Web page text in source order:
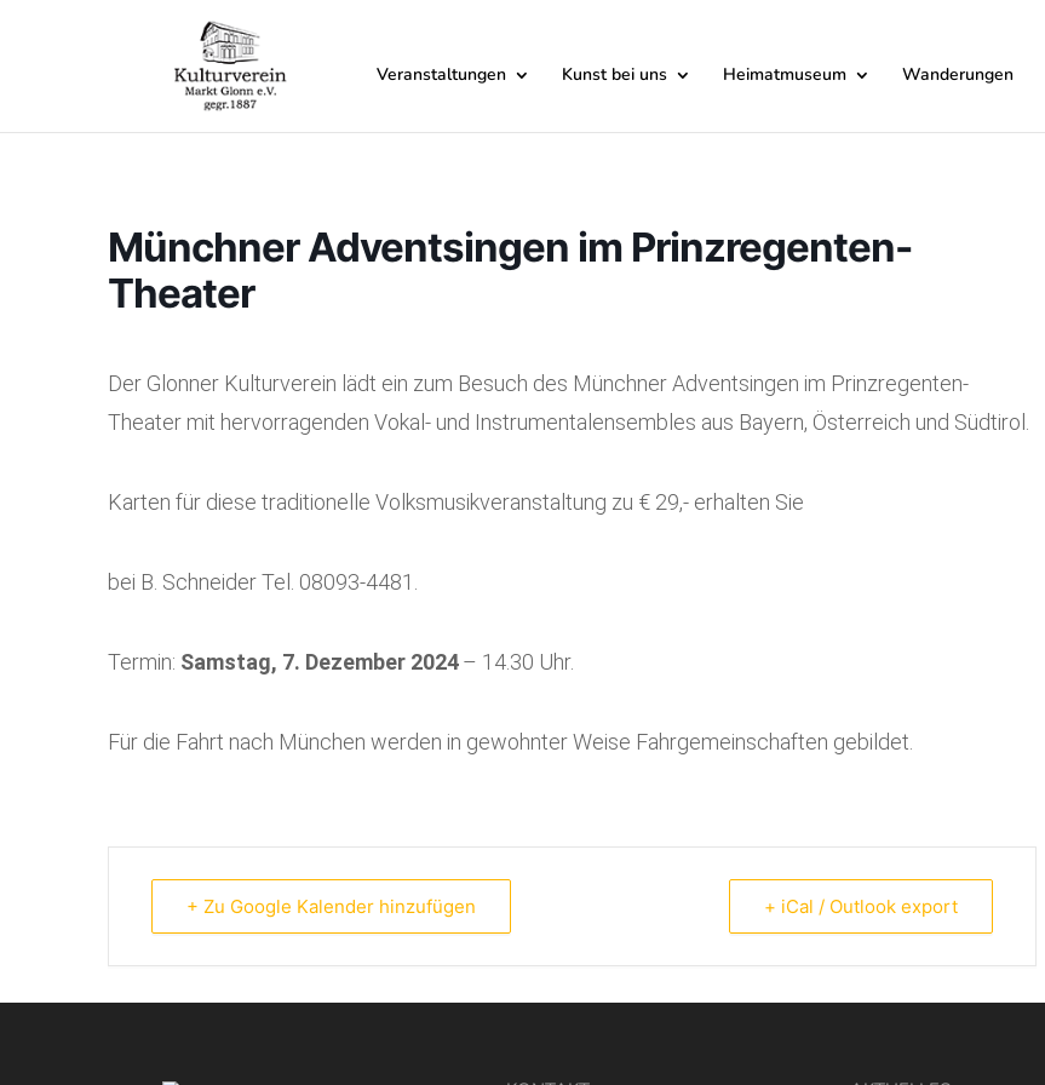
Veranstaltungen Kunst bei uns Heimatmuseum Wanderungen
Münchner Adventsingen im Prinzregenten-
Theater
Der Glonner Kulturverein lädt ein zum Besuch des Münchner Adventsingen im Prinzregenten-
Theater mit hervorragenden Vokal- und Instrumentalensembles aus Bayern, Österreich und Südtirol.
Karten für diese traditionelle Volksmusikveranstaltung zu € 29,- erhalten Sie
bei B. Schneider Tel. 08093-4481.
Termin: Samstag, 7. Dezember 2024– 1 430 Uhr.
Für die Fahrt nach München werden in gewohnter Weise Fahrgemeinschaften gebildet.
+ Zu Google Kalender hinzufügen + iCal / Outlook export